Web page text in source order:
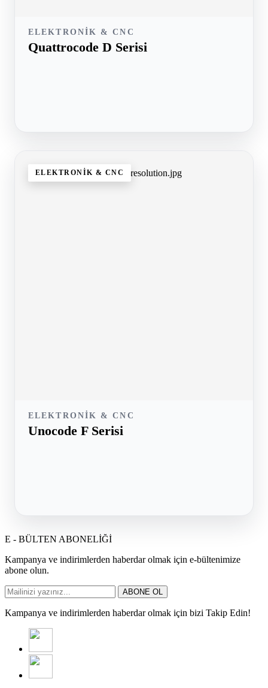
ELEKTRONIK & CNC
Quattrocode D Serisi
ELEKTRONIK & CNC
ELEKTRONIK & CNC
Unocode F Serisi
E - BÜLTEN ABONELİĞİ
Kampanya ve indirimlerden haberdar olmak için e-bültenimize
abone olun.
ABONE OL
Kampanya ve indirimlerden haberdar olmak için bizi Takip Edin!